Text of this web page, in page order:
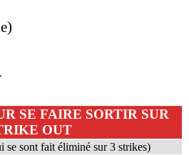
SE FAIRE SORTIR SUR
OUT
se sont fait éliminé sur 3 strikes)